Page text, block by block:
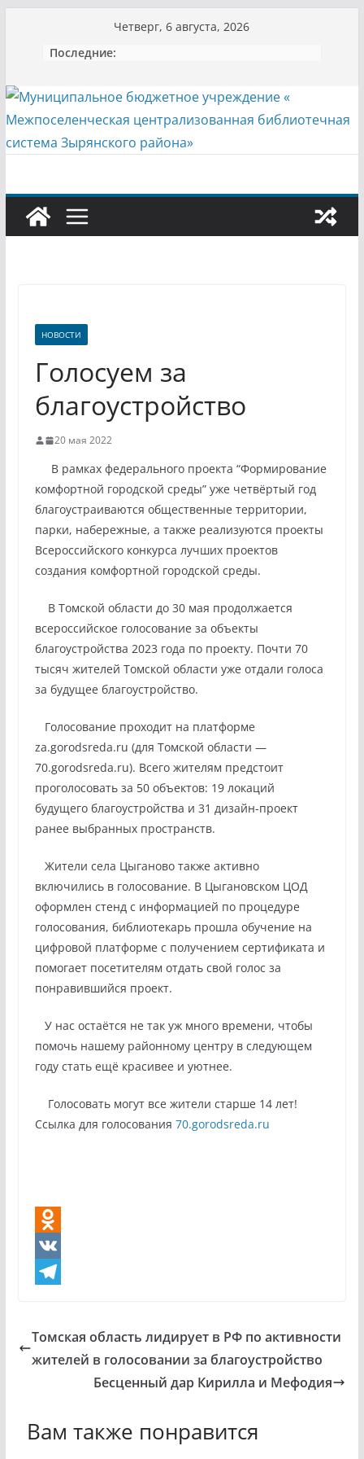
содержимому
Четверг, 6 августа, 2026
Последние:
НОВОСТИ
Голосуем за
благоустройство
20 мая 2022
В рамках федерального проекта “Формирование
комфортной городской среды” уже четвёртый год
благоустраиваются общественные территории,
парки, набережные, а также реализуются проекты
Всероссийского конкурса лучших проектов
создания комфортной городской среды.
В Томской области до 30 мая продолжается
всероссийское голосование за объекты
благоустройства 2023 года по проекту. Почти 70
тысяч жителей Томской области уже отдали голоса
за будущее благоустройство.
Голосование проходит на платформе
za.gorodsreda.ru (для Томской области —
70.gorodsreda.ru). Всего жителям предстоит
проголосовать за 50 объектов: 19 локаций
будущего благоустройства и 31 дизайн-проект
ранее выбранных пространств.
Жители села Цыганово также активно
включились в голосование. В Цыгановском ЦОД
оформлен стенд с информацией по процедуре
голосования, библиотекарь прошла обучение на
цифровой платформе с получением сертификата и
помогает посетителям отдать свой голос за
понравившийся проект.
У нас остаётся не так уж много времени, чтобы
помочь нашему районному центру в следующем
году стать ещё красивее и уютнее.
Голосовать могут все жители старше 14 лет!
Ссылка для голосования 70.gorodsreda.ru
O
d
s
V
r
Томская область лидирует в РФ по активности
жителей в голосовании за благоустройство
Бесценный дар Кирилла и Мефодия
Вам также понравится